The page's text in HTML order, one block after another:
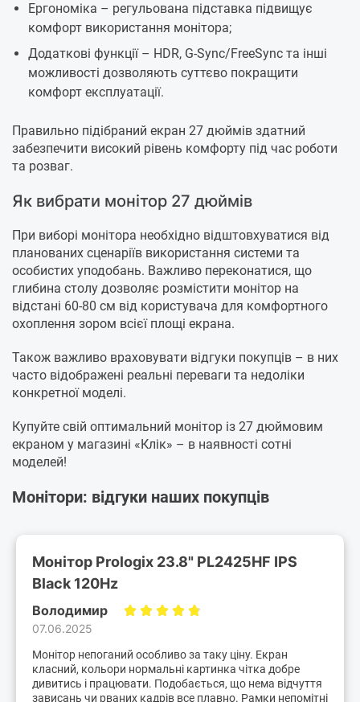
Ергономіка – регульована підставка підвищує
комфорт використання монітора;
Додаткові функції – HDR, G-Sync/FreeSync та інші
можливості дозволяють суттєво покращити
комфорт експлуатації.
Правильно підібраний екран 27 дюймів здатний
забезпечити високий рівень комфорту під час роботи
та розваг.
Як вибрати монітор 27 дюймів
При виборі монітора необхідно відштовхуватися від
планованих сценаріїв використання системи та
особистих уподобань. Важливо переконатися, що
глибина столу дозволяє розмістити монітор на
відстані 60-80 см від користувача для комфортного
охоплення зором всієї площі екрана.
Також важливо враховувати відгуки покупців – в них
часто відображені реальні переваги та недоліки
конкретної моделі.
Купуйте свій оптимальний монітор із 27 дюймовим
екраном у магазині «Клік» – в наявності сотні
моделей!
Монітори: відгуки наших покупців
Монітор Prologix 23.8" PL2425HF IPS
Black 120Hz
Володимир
07.06.2025
Монітор непоганий особливо за таку ціну. Екран
класний, кольори нормальні картинка чітка добре
дивитись і працювати. Подобається, що нема відчуття
зависань чи рваних кадрів все плавно. Рамки непомітні